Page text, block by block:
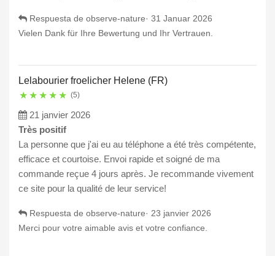
Respuesta de observe-nature· 31 Januar 2026
Vielen Dank für Ihre Bewertung und Ihr Vertrauen.
Lelabourier froelicher Helene (FR)
★ ★ ★ ★ ★ (5)
21 janvier 2026
Très positif
La personne que j'ai eu au téléphone a été très compétente,
efficace et courtoise. Envoi rapide et soigné de ma
commande reçue 4 jours après. Je recommande vivement
ce site pour la qualité de leur service!
Respuesta de observe-nature· 23 janvier 2026
Merci pour votre aimable avis et votre confiance.